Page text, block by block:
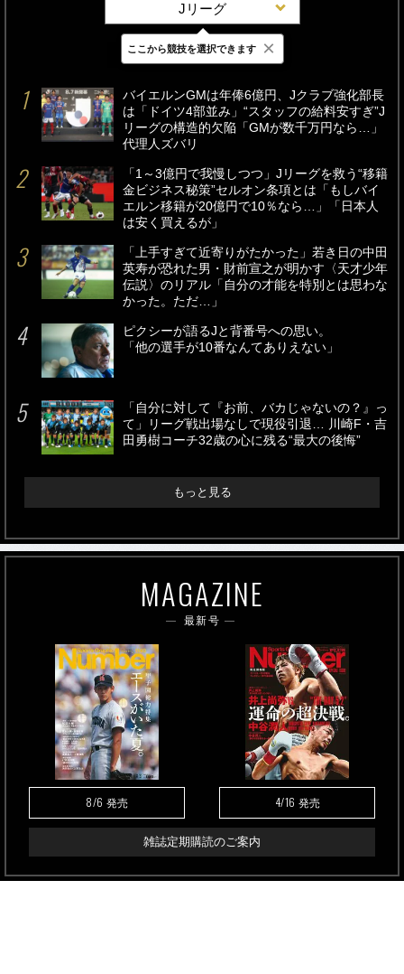
Jリーグ
最新 24時間 週間
バイエルンGMは年俸6億円、Jクラブ強化部長
は「ドイツ4部並み」“スタッフの給料安すぎ”J
リーグの構造的欠陥「GMが数千万円なら…」
代理人ズバリ
「1～3億円で我慢しつつ」Jリーグを救う“移籍
金ビジネス秘策”セルオン条項とは「もしバイ
エルン移籍が20億円で10％なら…」「日本人
は安く買えるが」
「上手すぎて近寄りがたかった」若き日の中田
英寿が恐れた男・財前宣之が明かす〈天才少年
伝説〉のリアル「自分の才能を特別とは思わな
かった。ただ…」
ピクシーが語るJと背番号への思い。
「他の選手が10番なんてありえない」
「自分に対して『お前、バカじゃないの？』っ
て」リーグ戦出場なしで現役引退… 川崎F・吉
田勇樹コーチ32歳の心に残る“最大の後悔”
もっと見る
MAGAZINE
最新号
8/6 発売 4/16 発売
雑誌定期購読のご案内
ここから競技を選択できます ×